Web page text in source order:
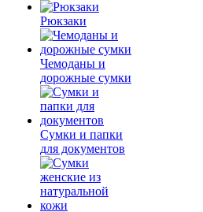
Рюкзаки
Чемоданы и
дорожные сумки
Сумки и папки
для документов